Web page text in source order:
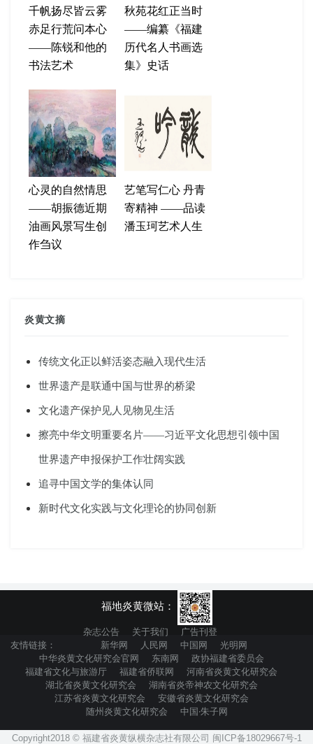
千帆扬尽皆云雾
赤足行荒问本心
——陈锐和他的
书法艺术
秋苑花红正当时
——编纂《福建
历代名人书画选
集》史话
心灵的自然情思
——胡振德近期
油画风景写生创
作刍议
艺笔写仁心 丹青
寄精神 ——品读
潘玉珂艺术人生
炎黄文摘
传统文化正以鲜活姿态融入现代生活
世界遗产是联通中国与世界的桥梁
文化遗产保护见人见物见生活
擦亮中华文明重要名片——习近平文化思想引领中国
世界遗产申报保护工作壮阔实践
追寻中国文学的集体认同
新时代文化实践与文化理论的协同创新
福地炎黄微站：
杂志公告 关于我们
广告刊登
友情链接：
新华网 人民网 中国网
光明网
中华炎黄文化研究会官网
东南网
政协福建省委员会
福建省文化与旅游厅
福建省侨联网
河南省炎黄文化研究会
湖北省炎黄文化研究会
湖南省炎帝神农文化研究会
江苏省炎黄文化研究会
安徽省炎黄文化研究会
随州炎黄文化研究会
中国·朱子网
Copyright2018 © 福建省炎黄纵横杂志社有限公司 闽ICP备18029667号-1